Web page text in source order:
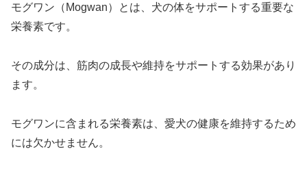
モグワン（Mogwan）とは、犬の体をサポートする重要な
栄養素です。
その成分は、筋肉の成長や維持をサポートする効果があり
ます。
モグワンに含まれる栄養素は、愛犬の健康を維持するため
には欠かせません。